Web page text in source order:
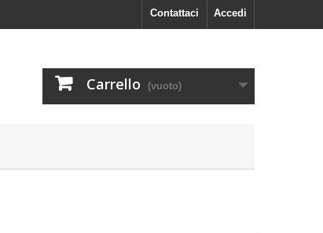
Accedi
Contattaci
Carrello (vuoto)